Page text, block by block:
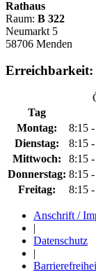
Rathaus
Raum: B 322
Neumarkt 5
58706 Menden
Erreichbarkeit:
Tag
Montag:
8:15
Dienstag:
8:15
Mittwoch:
8:15
Donnerstag: 8:15
Freitag:
8:15
Anschrift /
|
Datenschutz
|